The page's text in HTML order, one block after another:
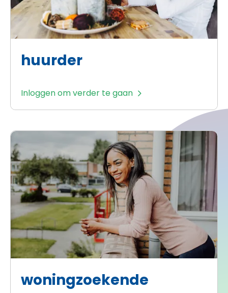
huurder
Inloggen om verder te gaan
woningzoekende